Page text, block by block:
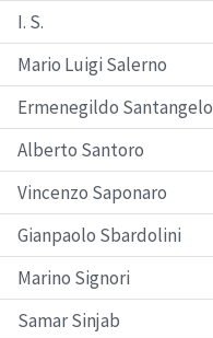
I. S.
Mario Luigi Salerno
Ermenegildo Santangelo
Alberto Santoro
Vincenzo Saponaro
Gianpaolo Sbardolini
Marino Signori
Samar Sinjab